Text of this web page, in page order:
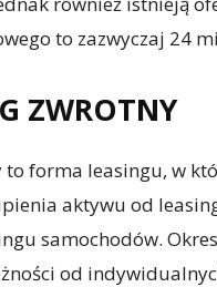
to zazwyczaj 24
ZWROTNY
to forma leasingu, w
aktywu od
samochodów.
od